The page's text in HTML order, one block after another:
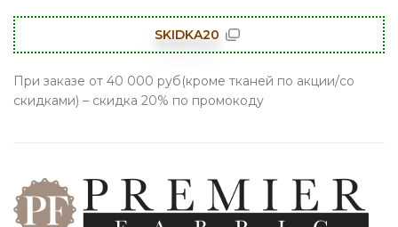
SKIDKA20
При заказе от 40 000 руб(кроме тканей по акции/со
скидками) – скидка 20% по промокоду